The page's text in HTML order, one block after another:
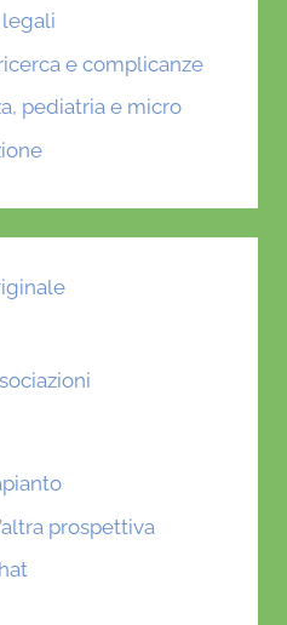
legali
e complicanze
pediatria e micro
prospettiva